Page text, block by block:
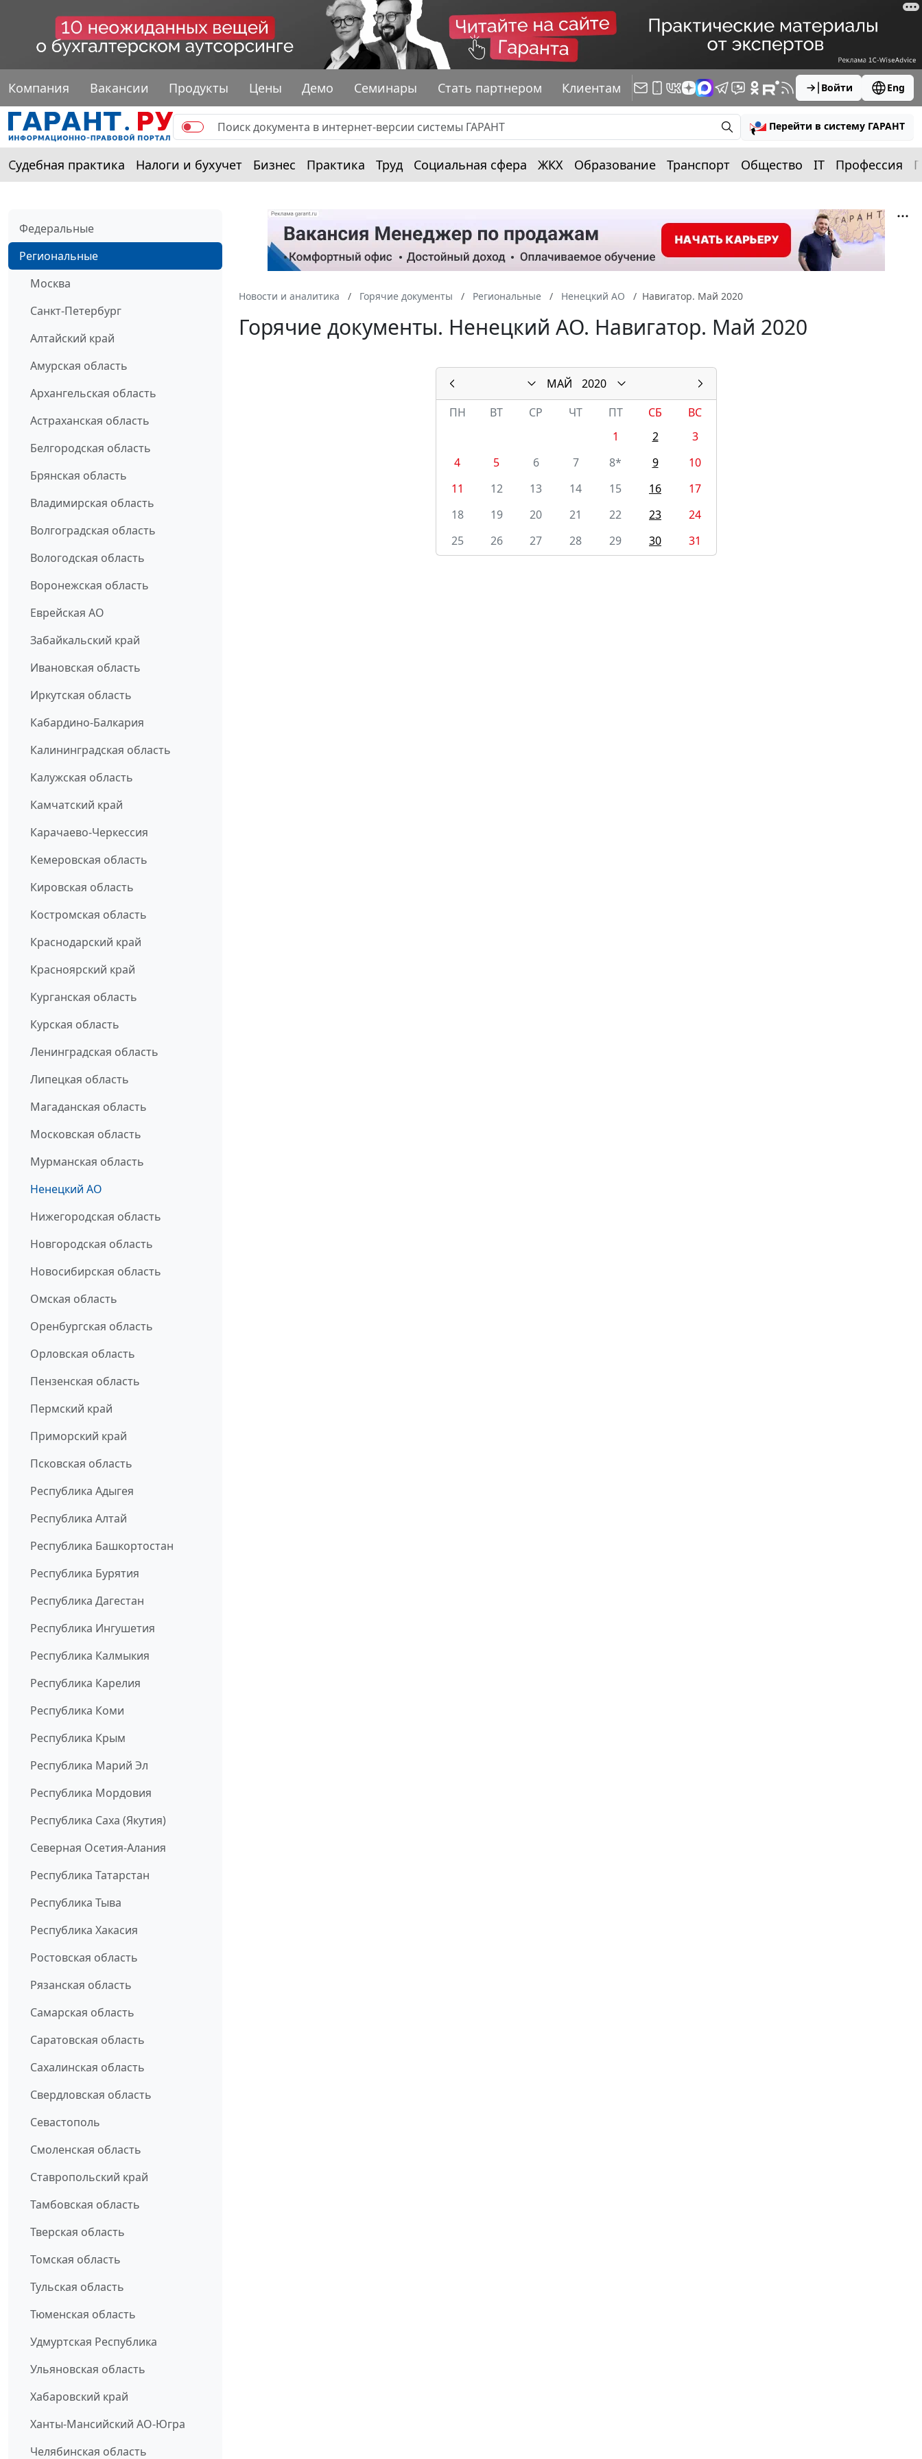
Компания Вакансии Продукты Цены Демо Семинары Стать партнером Клиентам Войти Eng
Перейти в систему ГАРАНТ
Судебная практика Налоги и бухучет Бизнес Практика Труд Социальная сфера ЖКХ Образование Транспорт Общество IT Профессия
Федеральные
Региональные
Москва
Санкт-Петербург
Алтайский край
Амурская область
Архангельская область
Астраханская область
Белгородская область
Брянская область
Владимирская область
Волгоградская область
Вологодская область
Воронежская область
Еврейская АО
Забайкальский край
Ивановская область
Иркутская область
Кабардино-Балкария
Калининградская область
Калужская область
Камчатский край
Карачаево-Черкессия
Кемеровская область
Кировская область
Костромская область
Краснодарский край
Красноярский край
Курганская область
Курская область
Ленинградская область
Липецкая область
Магаданская область
Московская область
Мурманская область
Ненецкий АО
Нижегородская область
Новгородская область
Новосибирская область
Омская область
Оренбургская область
Орловская область
Пензенская область
Пермский край
Приморский край
Псковская область
Республика Адыгея
Республика Алтай
Республика Башкортостан
Республика Бурятия
Республика Дагестан
Республика Ингушетия
Республика Калмыкия
Республика Карелия
Республика Коми
Республика Крым
Республика Марий Эл
Республика Мордовия
Республика Саха (Якутия)
Северная Осетия-Алания
Республика Татарстан
Республика Тыва
Республика Хакасия
Ростовская область
Рязанская область
Самарская область
Саратовская область
Сахалинская область
Свердловская область
Севастополь
Смоленская область
Ставропольский край
Тамбовская область
Тверская область
Томская область
Тульская область
Тюменская область
Удмуртская Республика
Ульяновская область
Хабаровский край
Ханты-Мансийский АО-Югра
Челябинская область
Новости и аналитика Горячие документы Региональные Ненецкий АО Навигатор. Май 2020
Горячие документы. Ненецкий АО. Навигатор. Май 2020
МАЙ
2020
ПН
ВТ СР ЧТ ПТ СБ
ВС
1
2
3
4
5 6 7 8* 9
10
11
12 13 14 15 16
17
18
19 20 21 22 23
24
25
26 27 28 29 30 31